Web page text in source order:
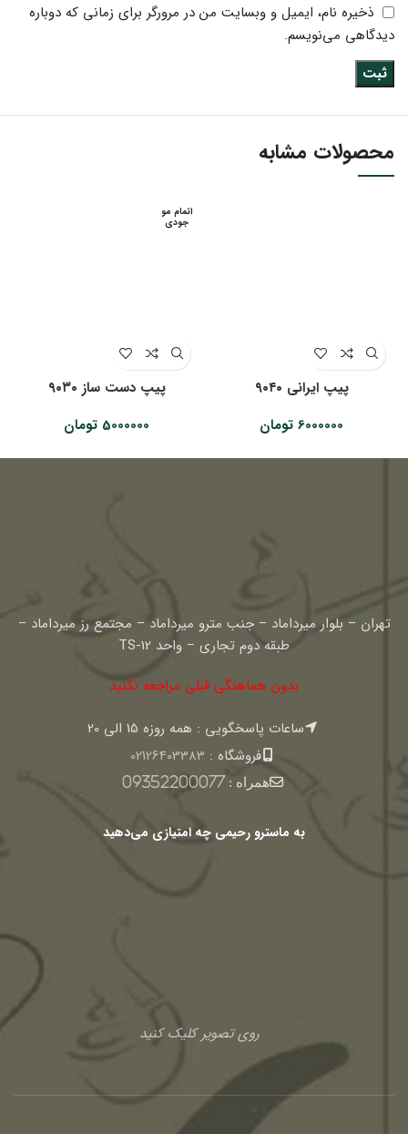
ذخیره نام، ایمیل و وبسایت من در مرورگر برای زمانی که دوباره
دیدگاهی می‌نویسم.
محصولات مشابه
پیپ ایرانی ۹۰۴۰
6000000 تومان
اتمام مو
جودی
پیپ دست ساز ۹۰۳۰
5000000 تومان
تهران – بلوار میرداماد – جنب مترو میرداماد – مجتمع رز میرداماد –
طبقه دوم تجاری – واحد TS-12
بدون هماهنگی قبلی مراجعه نکنید
ساعات پاسخگویی : همه روزه 15 الی 20
فروشگاه : 02126403383
همراه :09352200077
به ماسترو رحیمی چه امتیازی می‌دهید
روی تصویر کلیک کنید